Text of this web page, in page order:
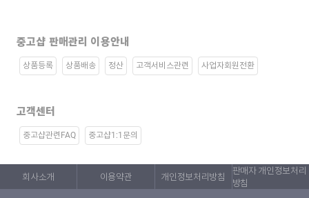
중고샵 판매관리 이용안내
상품등록 상품배송 정산 고객서비스관련 사업자회원전환
고객센터
중고샵관련FAQ 중고샵1:1문의
회사소개 이용약관 개인정보처리방침
판매자 개인정보처리
방침